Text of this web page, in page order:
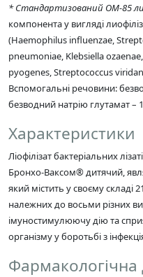
* Стандартизований ОМ-85
компонента у вигляді
(Haemophilus influenzae,
pneumoniae, Klebsiella
pyogenes, Streptococcus
Вспомогальні речовини:
безводний натрію глутамат –
Характеристики
Ліофілізат бактеріальних
Бронхо-Ваксом® дитячий,
який містить у своєму складі
належних до восьми різних
імуностимулюючу дію та
організму у боротьбі з
Фармакологічна